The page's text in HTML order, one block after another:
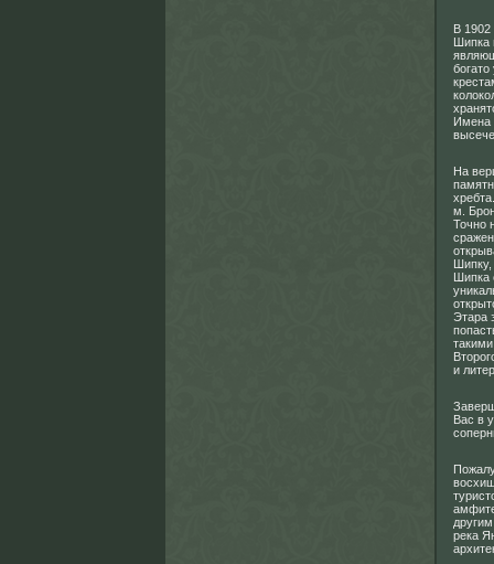
В 1902
Шипка
Имена
На
м.
Точно
Шипку,
Шипка
Этара
и
Вас в
река